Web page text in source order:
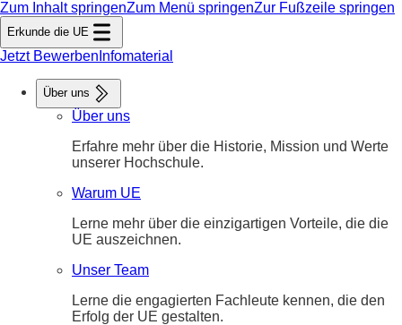
Zum Inhalt springenZum Menü springenZur Fußzeile springen
Erkunde die UE
Jetzt Bewerben Infomaterial
Über uns
Über uns
Erfahre mehr über die Historie, Mission und Werte
unserer Hochschule.
Warum UE
Lerne mehr über die einzigartigen Vorteile, die die
UE auszeichnen.
Unser Team
Lerne die engagierten Fachleute kennen, die den
Erfolg der UE gestalten.